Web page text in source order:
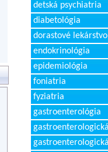
detská psychiatria
diabetológia
dorastové lekárstvo
endokrinológia
epidemiológia
foniatria
fyziatria
gastroenterológia
gastroenterologická